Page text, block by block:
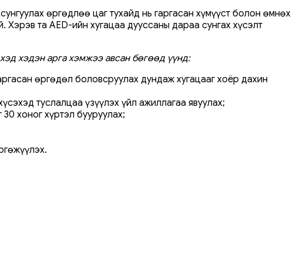
өргөдлөө цаг тухайд нь гаргасан хүмүүст болон өмнөх
Хэрэв та AED-ийн хугацаа дууссаны дараа сунгах хүсэлт
хэдэн арга хэмжээ авсан бөгөөд үүнд:
өргөдөл боловсруулах дундаж хугацааг хоёр дахин
туслалцаа үзүүлэх үйл ажиллагаа явуулах;
хоног хүртэл бууруулах;